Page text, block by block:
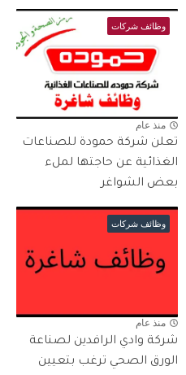
وظائف شركات
منذ عام
تعلن شركة حمودة للصناعات
الغذائية عن حاجتها لملء
بعض الشواغر
وظائف شركات
منذ عام
شركة وادي الرافدين لصناعة
الورق الصحي ترغب بتعيين